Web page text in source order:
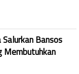
Bansos
Membutuhkan